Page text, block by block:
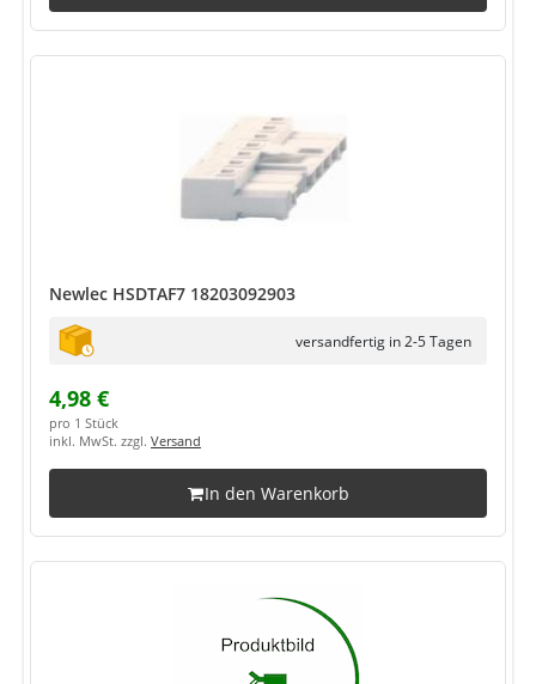
Newlec HSDTAF7 18203092903
versandfertig in 2-5 Tagen
4,98 €
pro 1 Stück
inkl. MwSt. zzgl. Versand
In den Warenkorb